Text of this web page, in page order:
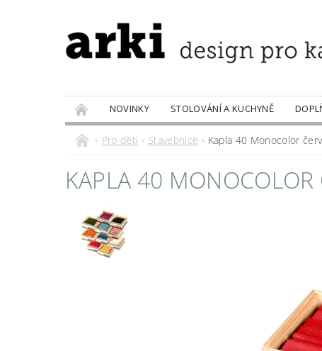
NOVINKY STOLOVÁNÍ A KUCHYNĚ
PRODÁVANÉ ZNAČKY
DOBROTY
Pro děti Stavebnice Kapla 40 Monocolor
KAPLA 40 MONOCOLOR